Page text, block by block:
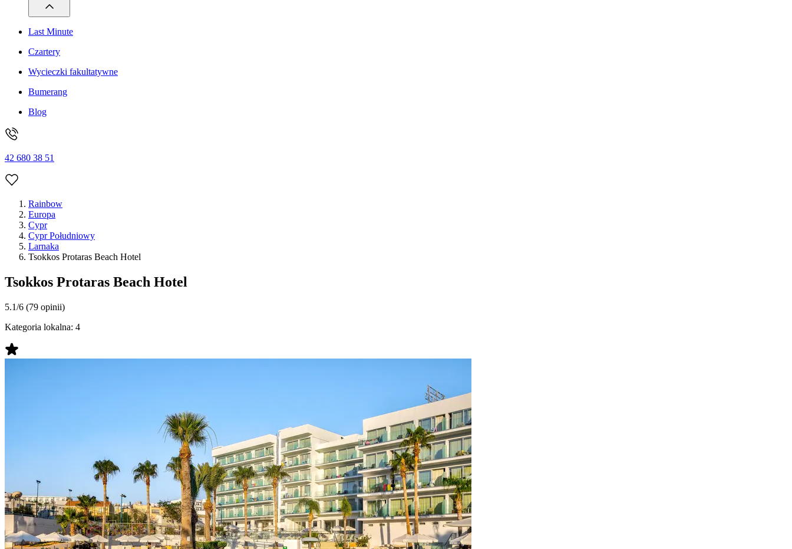
Last Minute
Czartery
Wycieczki fakultatywne
Bumerang
Blog
42 680 38 51
Rainbow
Europa
Cypr
Cypr Południowy
Larnaka
Tsokkos Protaras Beach Hotel
Tsokkos Protaras Beach Hotel
5.1/6 (79 opinii)
Kategoria lokalna: 4